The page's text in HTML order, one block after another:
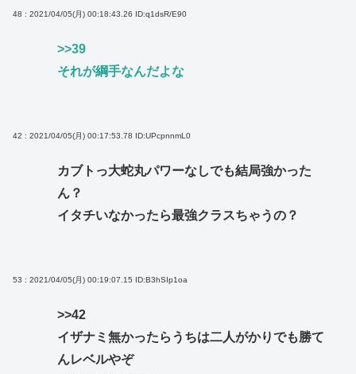
48 : 2021/04/05(月) 00:18:43.26 ID:q1dsR/E90
>>39
それが綱手なんだよな
42 : 2021/04/05(月) 00:17:53.78 ID:UPcpnnmL0
カブトっ大蛇丸パワーなしでも結局強かった
ん？
イタチいなかったら最強クラスちゃうの？
53 : 2021/04/05(月) 00:19:07.15 ID:B3hSIp1oa
>>42
イザナミ無かったらうちは二人がかりでも勝て
んレベルやぞ